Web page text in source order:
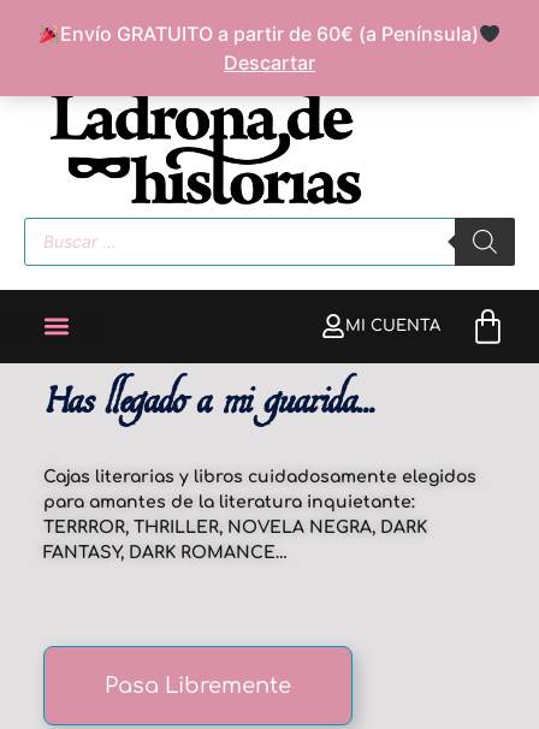
Envío GRATUITO a partir de 60€ (a Península)
Descartar
FAQ SOBRE MÍ
MI CUENTA
Has llegado a mi guarida...
Cajas literarias y libros cuidadosamente elegidos
para amantes de la literatura inquietante:
TERRROR, THRILLER, NOVELA NEGRA, DARK
FANTASY, DARK ROMANCE…
Pasa Libremente